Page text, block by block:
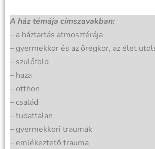
A ház témája címszavakban:
– a háztartás atmoszférája
– gyermekkor és az öregkor, az élet
– szülőföld
– haza
– otthon
– család
– tudattalan
– gyermekkori traumák
– emlékeztető trauma